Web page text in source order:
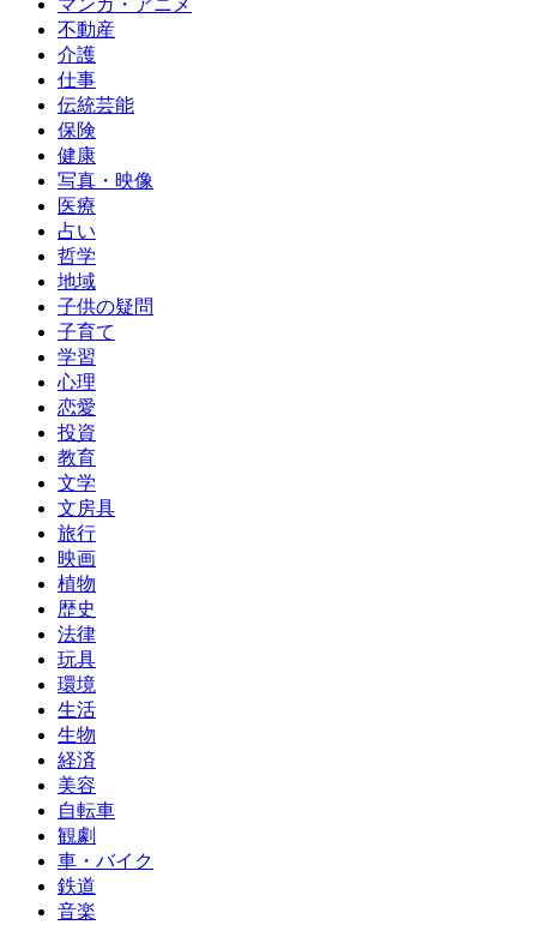
マンガ・アニメ
不動産
介護
仕事
伝統芸能
保険
健康
写真・映像
医療
占い
哲学
地域
子供の疑問
子育て
学習
心理
恋愛
投資
教育
文学
文房具
旅行
映画
植物
歴史
法律
玩具
環境
生活
生物
経済
美容
自転車
観劇
車・バイク
鉄道
音楽